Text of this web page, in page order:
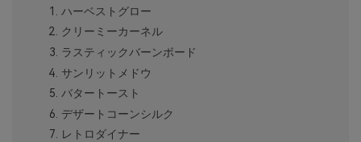
ハーベストグロー
クリーミーカーネル
ラスティックバーンボード
サンリットメドウ
バタートースト
デザートコーンシルク
レトロダイナー